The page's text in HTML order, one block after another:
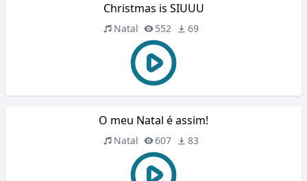
Christmas is SIUUU
Natal 552 69
O meu Natal é assim!
Natal 607 83